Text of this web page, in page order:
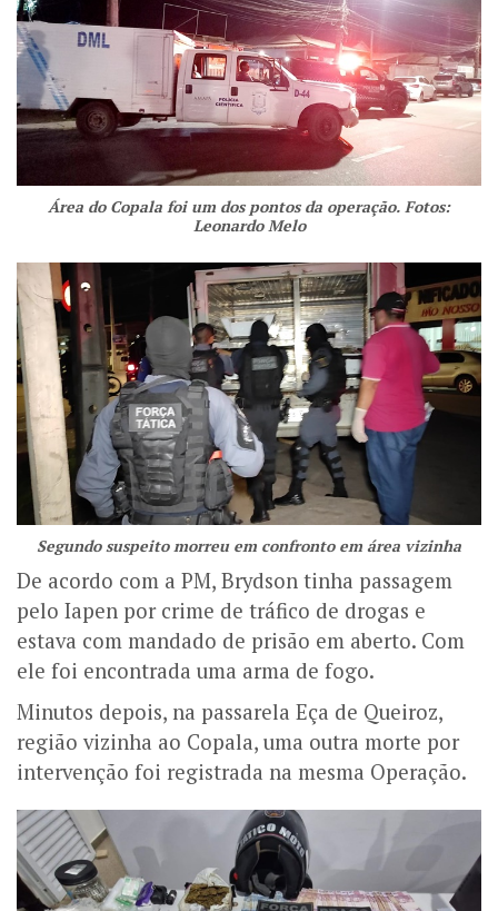
Área do Copala foi um dos pontos da operação. Fotos:
Leonardo Melo
Segundo suspeito morreu em confronto em área vizinha
De acordo com a PM, Brydson tinha passagem
pelo Iapen por crime de tráfico de drogas e
estava com mandado de prisão em aberto. Com
ele foi encontrada uma arma de fogo.
Minutos depois, na passarela Eça de Queiroz,
região vizinha ao Copala, uma outra morte por
intervenção foi registrada na mesma Operação.